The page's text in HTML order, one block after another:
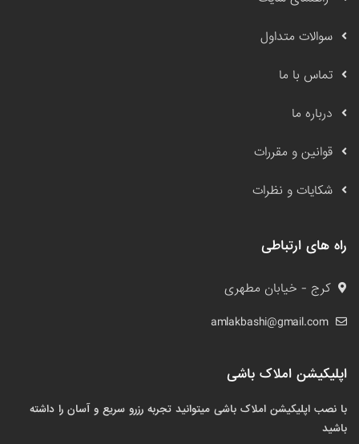
سوالات متداول
تماس با ما
درباره ما
قوانین و مقررات
شکایات و نظرات
راه های ارتباطی
کرج - خیابان مطهری
amlakbashi@gmail.com
اپلیکیشن املاک باشی
با نصب اپلیکیشن املاک باشی میتوانید تجربه رزرو سریع و آسان را داشته
باشید